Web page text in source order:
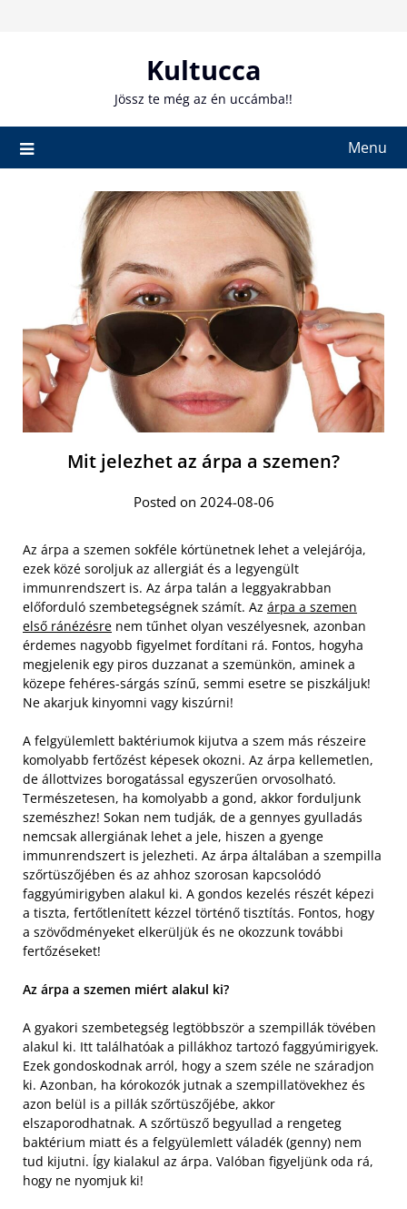
Kultucca
Jössz te még az én uccámba!!
Menu
Mit jelezhet az árpa a szemen?
Posted on 2024-08-06
Az árpa a szemen sokféle kórtünetnek lehet a velejárója,
ezek közé soroljuk az allergiát és a legyengült
immunrendszert is. Az árpa talán a leggyakrabban
előforduló szembetegségnek számít. Az árpa a szemen
első ránézésre nem tűnhet olyan veszélyesnek, azonban
érdemes nagyobb figyelmet fordítani rá. Fontos, hogyha
megjelenik egy piros duzzanat a szemünkön, aminek a
közepe fehéres-sárgás színű, semmi esetre se piszkáljuk!
Ne akarjuk kinyomni vagy kiszúrni!
A felgyülemlett baktériumok kijutva a szem más részeire
komolyabb fertőzést képesek okozni. Az árpa kellemetlen,
de állottvizes borogatással egyszerűen orvosolható.
Természetesen, ha komolyabb a gond, akkor forduljunk
szemészhez! Sokan nem tudják, de a gennyes gyulladás
nemcsak allergiának lehet a jele, hiszen a gyenge
immunrendszert is jelezheti. Az árpa általában a szempilla
szőrtüszőjében és az ahhoz szorosan kapcsolódó
faggyúmirigyben alakul ki. A gondos kezelés részét képezi
a tiszta, fertőtlenített kézzel történő tisztítás. Fontos, hogy
a szövődményeket elkerüljük és ne okozzunk további
fertőzéseket!
Az árpa a szemen miért alakul ki?
A gyakori szembetegség legtöbbször a szempillák tövében
alakul ki. Itt találhatóak a pillákhoz tartozó faggyúmirigyek.
Ezek gondoskodnak arról, hogy a szem széle ne száradjon
ki. Azonban, ha kórokozók jutnak a szempillatövekhez és
azon belül is a pillák szőrtüszőjébe, akkor
elszaporodhatnak. A szőrtüsző begyullad a rengeteg
baktérium miatt és a felgyülemlett váladék (genny) nem
tud kijutni. Így kialakul az árpa. Valóban figyeljünk oda rá,
hogy ne nyomjuk ki!